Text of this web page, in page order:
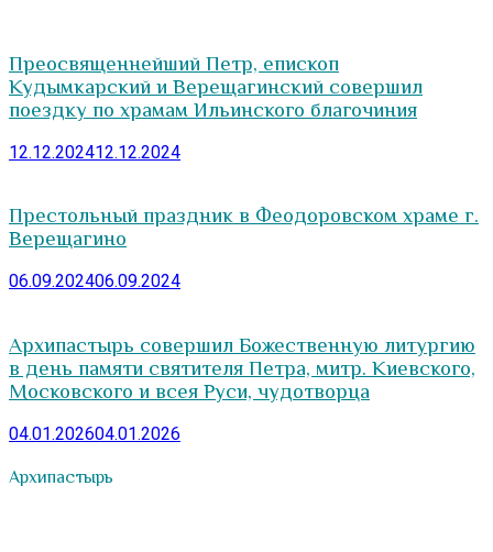
Преосвященнейший Петр, епископ
Кудымкарский и Верещагинский совершил
поездку по храмам Ильинского благочиния
12.12.202412.12.2024
Престольный праздник в Феодоровском храме г.
Верещагино
06.09.202406.09.2024
Архипастырь совершил Божественную литургию
в день памяти святителя Петра, митр. Киевского,
Московского и всея Руси, чудотворца
04.01.202604.01.2026
Архипастырь